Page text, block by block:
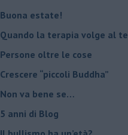
Buona estate!
​Quando la terapia volge al
​Persone oltre le cose
​Crescere “piccoli Buddha”
Non va bene se…
​5 anni di Blog